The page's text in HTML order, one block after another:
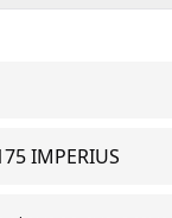
IMPERIUS